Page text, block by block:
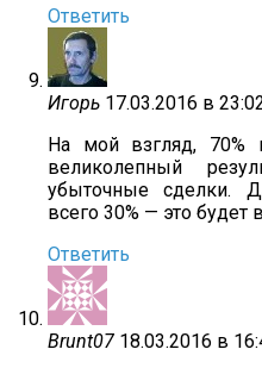
Ответить
Игорь 17.03.2016 в
На мой взгляд, 70%
великолепный
убыточные сделки.
всего 30% — это будет
Ответить
Brunt07 18.03.2016 в